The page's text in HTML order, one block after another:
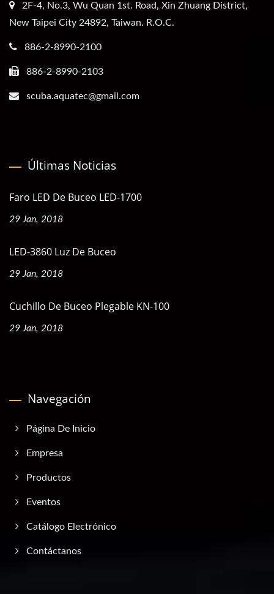
2F-4, No.3, Wu Quan 1st. Road, Xin Zhuang District,
New Taipei City 24892, Taiwan. R.O.C.
886-2-8990-2100
886-2-8990-2103
scuba.aquatec@gmail.com
Últimas Noticias
Faro LED De Buceo LED-1700
29 Jan, 2018
LED-3860 Luz De Buceo
29 Jan, 2018
Cuchillo De Buceo Plegable KN-100
29 Jan, 2018
Navegación
Página De Inicio
Empresa
Productos
Eventos
Catálogo Electrónico
Contáctanos